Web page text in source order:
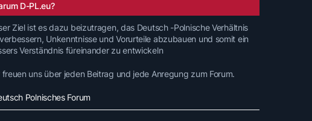
D-PL.eu?
Ziel ist es dazu beizutragen, das Deutsch -Polnische Verhältnis
Unkenntnisse und Vorurteile abzubauen und somit ein
Verständnis füreinander zu entwickeln
freuen uns über jeden Beitrag und jede Anregung zum Forum.
Polnisches Forum